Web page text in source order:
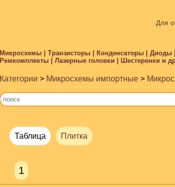
Для
Микросхемы | Транзисторы | Конденсаторы |
Ремкомплекты | Лазерные головки | Шестеренки и
Категории > Микросхемы импортные >
Таблица Плитка
1